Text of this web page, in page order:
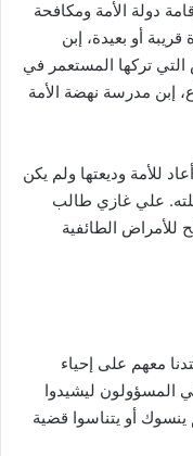
دولة الأمة ومكافحة
أو بعيدة، إبن
تركها المستعمر في
إبن مدرسة نهضة الأمة
للأمة وديعتها ولم يكن
علي غازي طالب
للأمراض الطائفية
معهم على إحياء
المسؤولون ليشيدوا
أو يتناسوا قضية